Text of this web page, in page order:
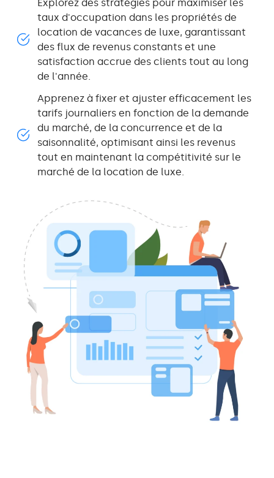
Explorez des stratégies pour maximiser les
taux d'occupation dans les propriétés de
location de vacances de luxe, garantissant
des flux de revenus constants et une
satisfaction accrue des clients tout au long
de l'année.
Apprenez à fixer et ajuster efficacement les
tarifs journaliers en fonction de la demande
du marché, de la concurrence et de la
saisonnalité, optimisant ainsi les revenus
tout en maintenant la compétitivité sur le
marché de la location de luxe.